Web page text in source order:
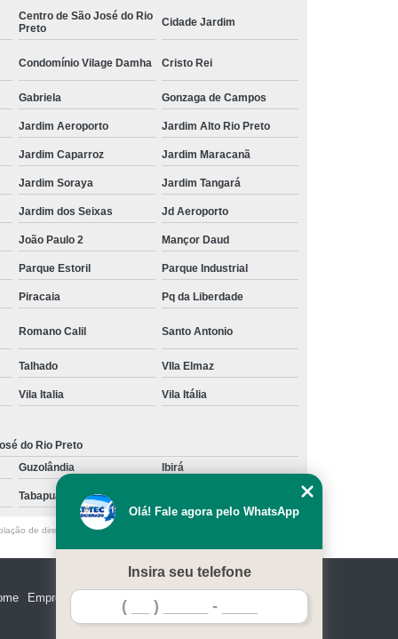
Centro de São José do Rio
Preto
Cidade Jardim
Condomínio Vilage Damha Cristo Rei
Gabriela Gonzaga de Campos
Jardim Aeroporto Jardim Alto Rio Preto
Jardim Caparroz Jardim Maracanã
Jardim Soraya Jardim Tangará
Jardim dos Seixas Jd Aeroporto
João Paulo 2 Mançor Daud
Parque Estoril Parque Industrial
Piracaia Pq da Liberdade
Romano Calil Santo Antonio
Talhado VIla Elmaz
Vila Italia Vila Itália
do Rio Preto
Guzolândia Ibirá
Tabapuã
de direito autoral – artigo 184 do Código Penal –
Empresa Serviços
Olá! Fale agora pelo WhatsApp
Insira seu telefone